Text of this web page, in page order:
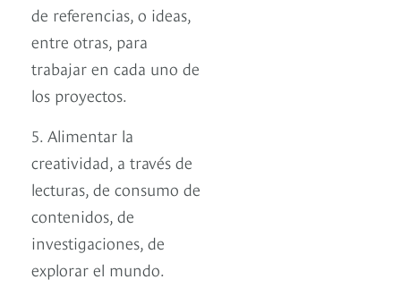
de referencias, o ideas,
entre otras, para
trabajar en cada uno de
los proyectos.
5. Alimentar la
creatividad, a través de
lecturas, de consumo de
contenidos, de
investigaciones, de
explorar el mundo.